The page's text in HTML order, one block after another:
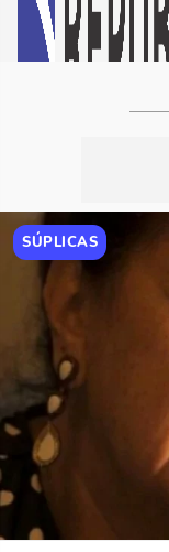
SÚPLICAS